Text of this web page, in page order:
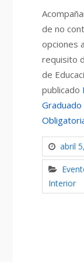
de no
opciones
requisito
de
publicado
Graduado
abril
Interior